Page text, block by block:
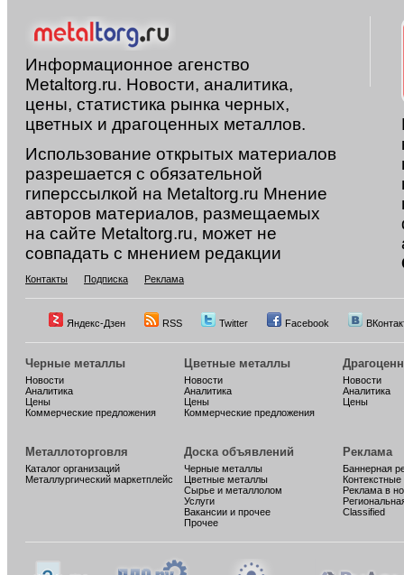
Информационное агенство
Metaltorg.ru. Новости, аналитика,
цены, статистика рынка черных,
цветных и драгоценных металлов.
Использование открытых материалов
разрешается с обязательной
гиперссылкой на Metaltorg.ru Мнение
авторов материалов, размещаемых
на сайте Metaltorg.ru, может не
совпадать с мнением редакции
Контакты Подписка Реклама
Яндекс-Дзен RSS Twitter Facebook
Черные металлы
Новости
Аналитика
Цены
Коммерческие предложения
Цветные металлы
Новости
Аналитика
Цены
Коммерческие предложения
Новости
Аналитика
Цены
Металлоторговля
Каталог организаций
Металлургический маркетплейс
Доска объявлений
Черные металлы
Цветные металлы
Сырье и металлолом
Услуги
Вакансии и прочее
Прочее
Реклама
Баннерная
Реклама в
Classified